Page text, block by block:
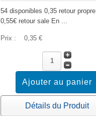
54 disponibles 0,35 retour propre
0,55€ retour sale En ...
Prix : 0,35 €
Détails du Produit